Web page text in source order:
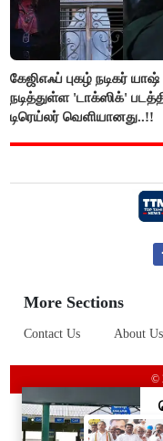
கேஜிஎஃப் புகழ் நடிகர் யாஷ்
நடித்துள்ள 'டாக்‌ஸிக்'
டிரெய்லர் வெளியானது..!!
More Sections
Contact Us About Us
©